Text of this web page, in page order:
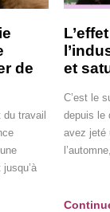
de
travail
et
C’est le
depuis le
avez jeté